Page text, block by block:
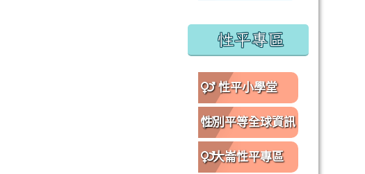
性平專區
性平小學堂
性別平等全球資訊
網
大崙性平專區